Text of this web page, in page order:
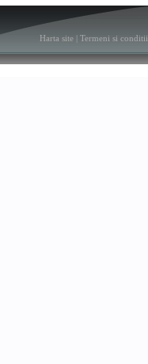
Harta site | Termeni si conditii